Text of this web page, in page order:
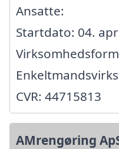
Ansatte:
Startdato: 04.
CVR: 44715813
AMrengøring